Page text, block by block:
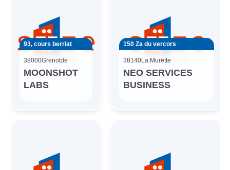
93, cours berriat
38000Grenoble
MOONSHOT
LABS
150 Za du vercors
38140La Murette
NEO SERVICES
BUSINESS